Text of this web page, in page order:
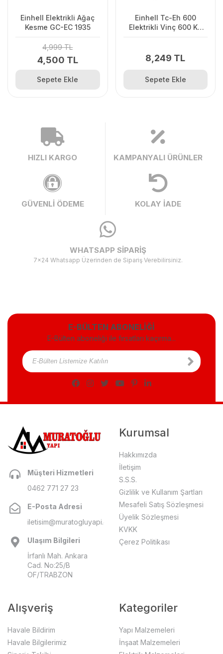
Einhell Elektrikli Ağaç
Kesme GC-EC 1935
4,999 TL
4,500 TL
Sepete Ekle
Einhell Tc-Eh 600
Elektrikli Vinç 600 Kg
8,249 TL
Sepete Ekle
HIZLI KARGO KAMPANYALI ÜRÜNLER
GÜVENLİ ÖDEME KOLAY İADE
WHATSAPP SİPARİŞ
7x24 Whatsapp Üzerinden de Sipariş Verebilirsiniz.
E-BÜLTEN ABONELİĞİ
E-Bülten aboneliği ile fırsatları kaçırma...
Müşteri Hizmetleri
0462 771 27 23
E-Posta Adresi
iletisim@muratogluyapi.com
Ulaşım Bilgileri
İrfanlı Mah. Ankara
Cad. No:25/B
OF/TRABZON
Kurumsal
Hakkımızda
İletişim
S.S.S.
Gizlilik ve Kullanım Şartları
Mesafeli Satış Sözleşmesi
Üyelik Sözleşmesi
KVKK
Çerez Politikası
Alışveriş
Havale Bildirim
Havale Bilgilerimiz
Kategoriler
Yapı Malzemeleri
İnşaat Malzemeleri